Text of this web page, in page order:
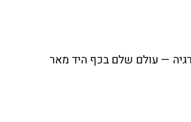
— עולם שלם בכף היד מאר